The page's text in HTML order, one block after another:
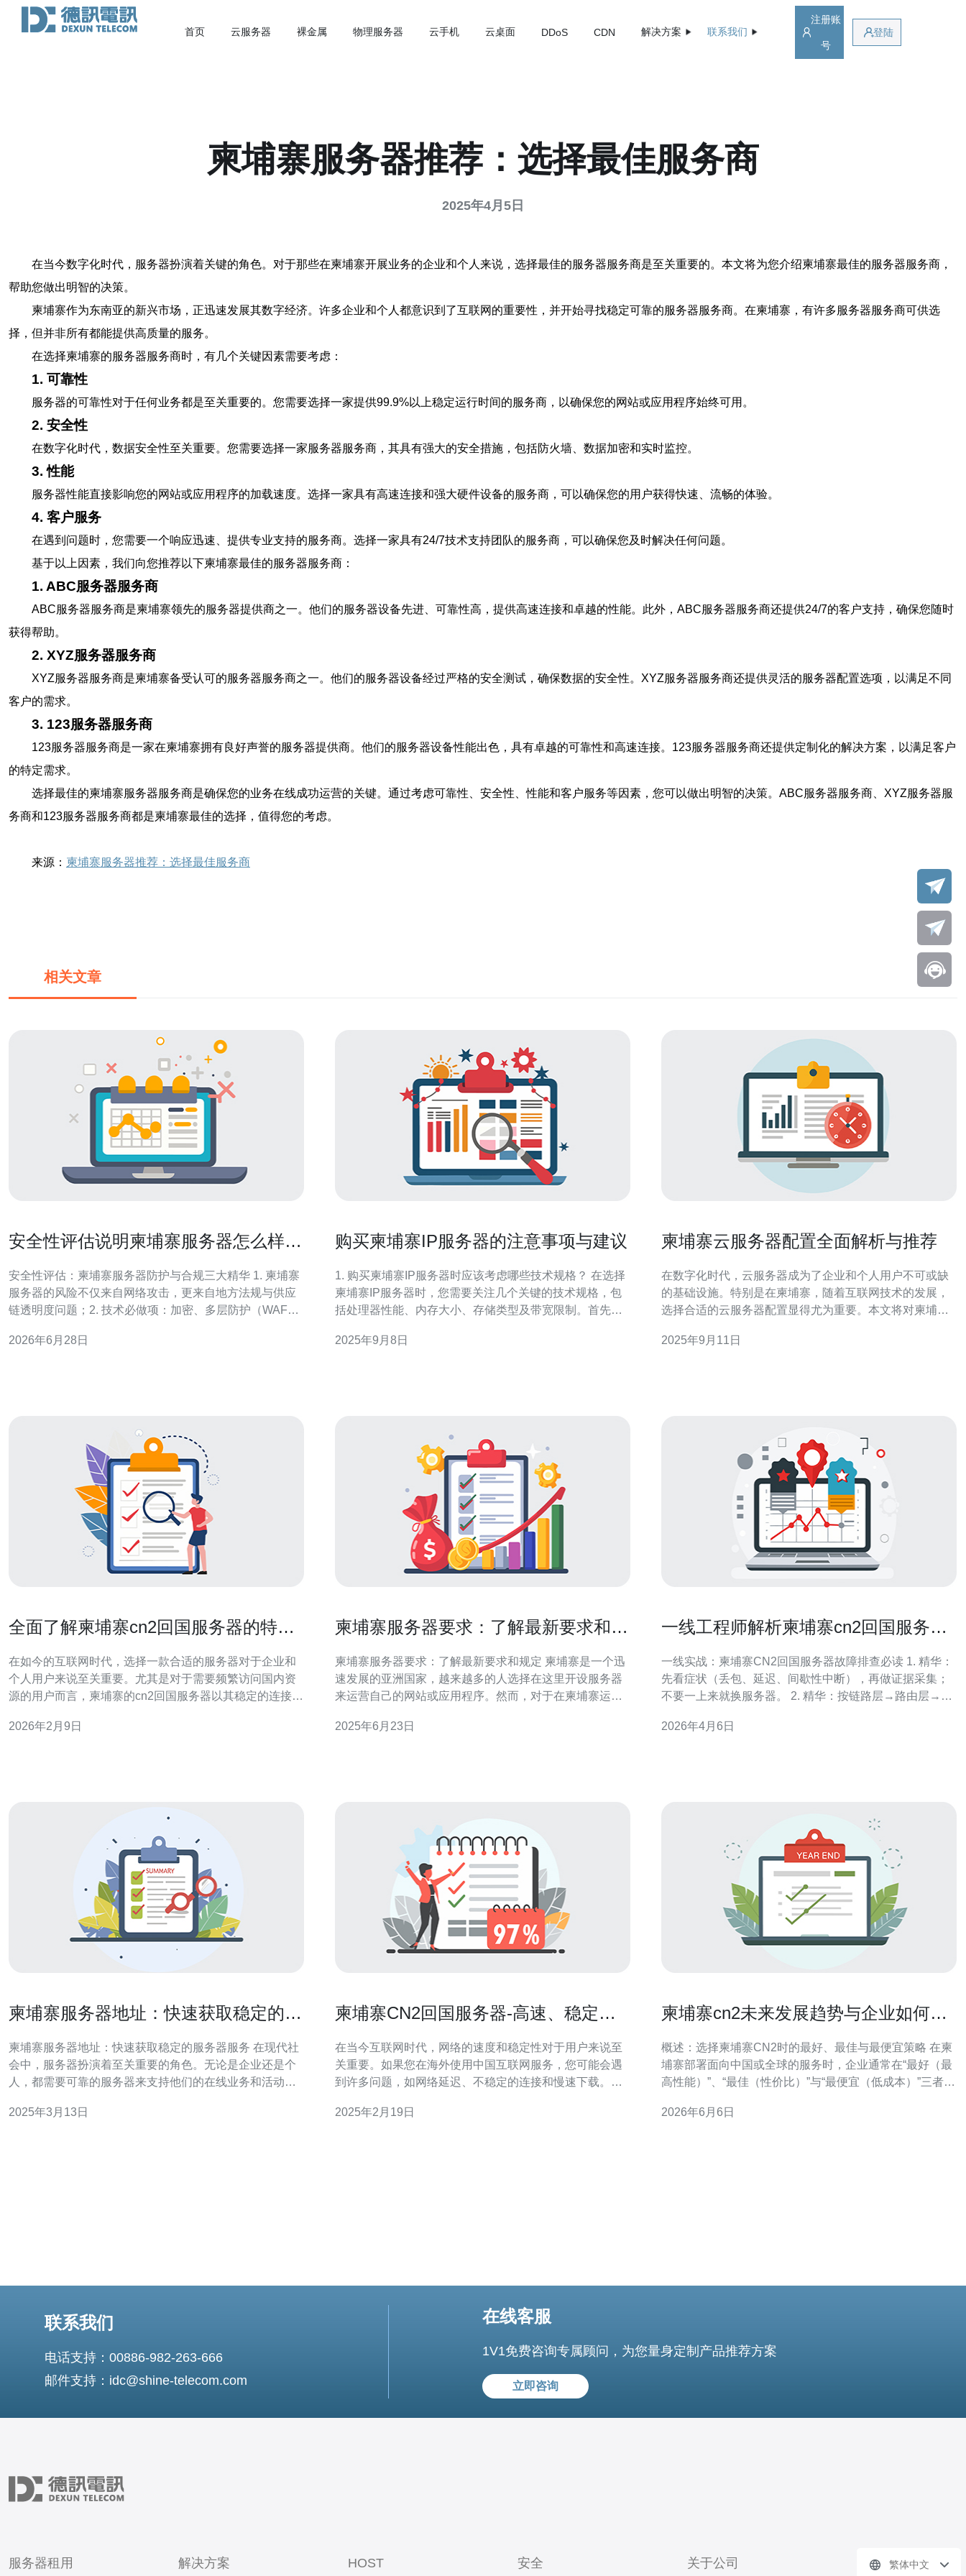
首页 云服务器 裸金属 物理服务器 云手机 云桌面 DDoS CDN 解决方案 联系我们
注册账
号
登陆
柬埔寨服务器推荐：选择最佳服务商
2025年4月5日
在当今数字化时代，服务器扮演着关键的角色。对于那些在柬埔寨开展业务的企业和个人来说，选择最佳的服务器服务商是至关重要的。本文将为您介绍柬埔寨最佳的服务器服务商，
帮助您做出明智的决策。
柬埔寨作为东南亚的新兴市场，正迅速发展其数字经济。许多企业和个人都意识到了互联网的重要性，并开始寻找稳定可靠的服务器服务商。在柬埔寨，有许多服务器服务商可供选
择，但并非所有都能提供高质量的服务。
在选择柬埔寨的服务器服务商时，有几个关键因素需要考虑：
1. 可靠性
服务器的可靠性对于任何业务都是至关重要的。您需要选择一家提供99.9%以上稳定运行时间的服务商，以确保您的网站或应用程序始终可用。
2. 安全性
在数字化时代，数据安全性至关重要。您需要选择一家服务器服务商，其具有强大的安全措施，包括防火墙、数据加密和实时监控。
3. 性能
服务器性能直接影响您的网站或应用程序的加载速度。选择一家具有高速连接和强大硬件设备的服务商，可以确保您的用户获得快速、流畅的体验。
4. 客户服务
在遇到问题时，您需要一个响应迅速、提供专业支持的服务商。选择一家具有24/7技术支持团队的服务商，可以确保您及时解决任何问题。
基于以上因素，我们向您推荐以下柬埔寨最佳的服务器服务商：
1. ABC服务器服务商
ABC服务器服务商是柬埔寨领先的服务器提供商之一。他们的服务器设备先进、可靠性高，提供高速连接和卓越的性能。此外，ABC服务器服务商还提供24/7的客户支持，确保您随时
获得帮助。
2. XYZ服务器服务商
XYZ服务器服务商是柬埔寨备受认可的服务器服务商之一。他们的服务器设备经过严格的安全测试，确保数据的安全性。XYZ服务器服务商还提供灵活的服务器配置选项，以满足不同
客户的需求。
3. 123服务器服务商
123服务器服务商是一家在柬埔寨拥有良好声誉的服务器提供商。他们的服务器设备性能出色，具有卓越的可靠性和高速连接。123服务器服务商还提供定制化的解决方案，以满足客户
的特定需求。
选择最佳的柬埔寨服务器服务商是确保您的业务在线成功运营的关键。通过考虑可靠性、安全性、性能和客户服务等因素，您可以做出明智的决策。ABC服务器服务商、XYZ服务器服
务商和123服务器服务商都是柬埔寨最佳的选择，值得您的考虑。
来源： 柬埔寨服务器推荐：选择最佳服务商
相关文章
安全性评估说明柬埔寨服务器怎么样在
安全性评估：柬埔寨服务器防护与合规三大精华 1. 柬埔寨
服务器的风险不仅来自网络攻击，更来自地方法规与供应
链透明度问题；2. 技术必做项：加密、多层防护（WAF、
急：建立日志审计、合同条款（数据转移/保留）、本地化
2026年6月28日
购买柬埔寨IP服务器的注意事项与建议
1. 购买柬埔寨IP服务器时应该考虑哪些技术规格？ 在选择
柬埔寨IP服务器时，您需要关注几个关键的技术规格，包
括处理器性能、内存大小、存储类型及带宽限制。首先，
的多核处理器，以确保在高负载情况下依然稳定。其次，
2025年9月8日
柬埔寨云服务器配置全面解析与推荐
在数字化时代，云服务器成为了企业和个人用户不可或缺
的基础设施。特别是在柬埔寨，随着互联网技术的发展，
选择合适的云服务器配置显得尤为重要。本文将对柬埔寨
作指南，让您在选择和配置云服务器时更加得心应手。 本
2025年9月11日
全面了解柬埔寨cn2回国服务器的特点
在如今的互联网时代，选择一款合适的服务器对于企业和
个人用户来说至关重要。尤其是对于需要频繁访问国内资
源的用户而言，柬埔寨的cn2回国服务器以其稳定的连接性
务器在速度、稳定性和服务质量上都表现出色，堪称市场
2026年2月9日
柬埔寨服务器要求：了解最新要求和规
柬埔寨服务器要求：了解最新要求和规定 柬埔寨是一个迅
速发展的亚洲国家，越来越多的人选择在这里开设服务器
来运营自己的网站或应用程序。然而，对于在柬埔寨运营
的。 根据柬埔寨的电信法规，所有在柬埔寨境内运营的服
2025年6月23日
一线工程师解析柬埔寨cn2回国服务器
一线实战：柬埔寨CN2回国服务器故障排查必读 1. 精华：
先看症状（丢包、延迟、间歇性中断），再做证据采集；
不要一上来就换服务器。 2. 精华：按链路层→路由层→服
时间并留存可上报的佐证。 3. 精华：在遇到异地回国链路
2026年4月6日
柬埔寨服务器地址：快速获取稳定的服
柬埔寨服务器地址：快速获取稳定的服务器服务 在现代社
会中，服务器扮演着至关重要的角色。无论是企业还是个
人，都需要可靠的服务器来支持他们的在线业务和活动。
需求也在不断增长。本文将介绍柬埔寨服务器地址以及如
2025年3月13日
柬埔寨CN2回国服务器-高速、稳定、
在当今互联网时代，网络的速度和稳定性对于用户来说至
关重要。如果您在海外使用中国互联网服务，您可能会遇
到许多问题，如网络延迟、不稳定的连接和慢速下载。柬
速、稳定和可靠的网络连接。 柬埔寨CN2回国服务器使用
2025年2月19日
柬埔寨cn2未来发展趋势与企业如何提
概述：选择柬埔寨CN2时的最好、最佳与最便宜策略 在柬
埔寨部署面向中国或全球的服务时，企业通常在“最好（最
高性能）”、“最佳（性价比）”与“最便宜（低成本）”三者之
备CN2直连或优质中转的机房，获得最低延迟与稳定带
2026年6月6日
联系我们
电话支持：00886-982-263-666
邮件支持：idc@shine-telecom.com
在线客服
1V1免费咨询专属顾问，为您量身定制产品推荐方案
立即咨询
服务器租用 解决方案 HOST 安全 关于公司 繁体中文